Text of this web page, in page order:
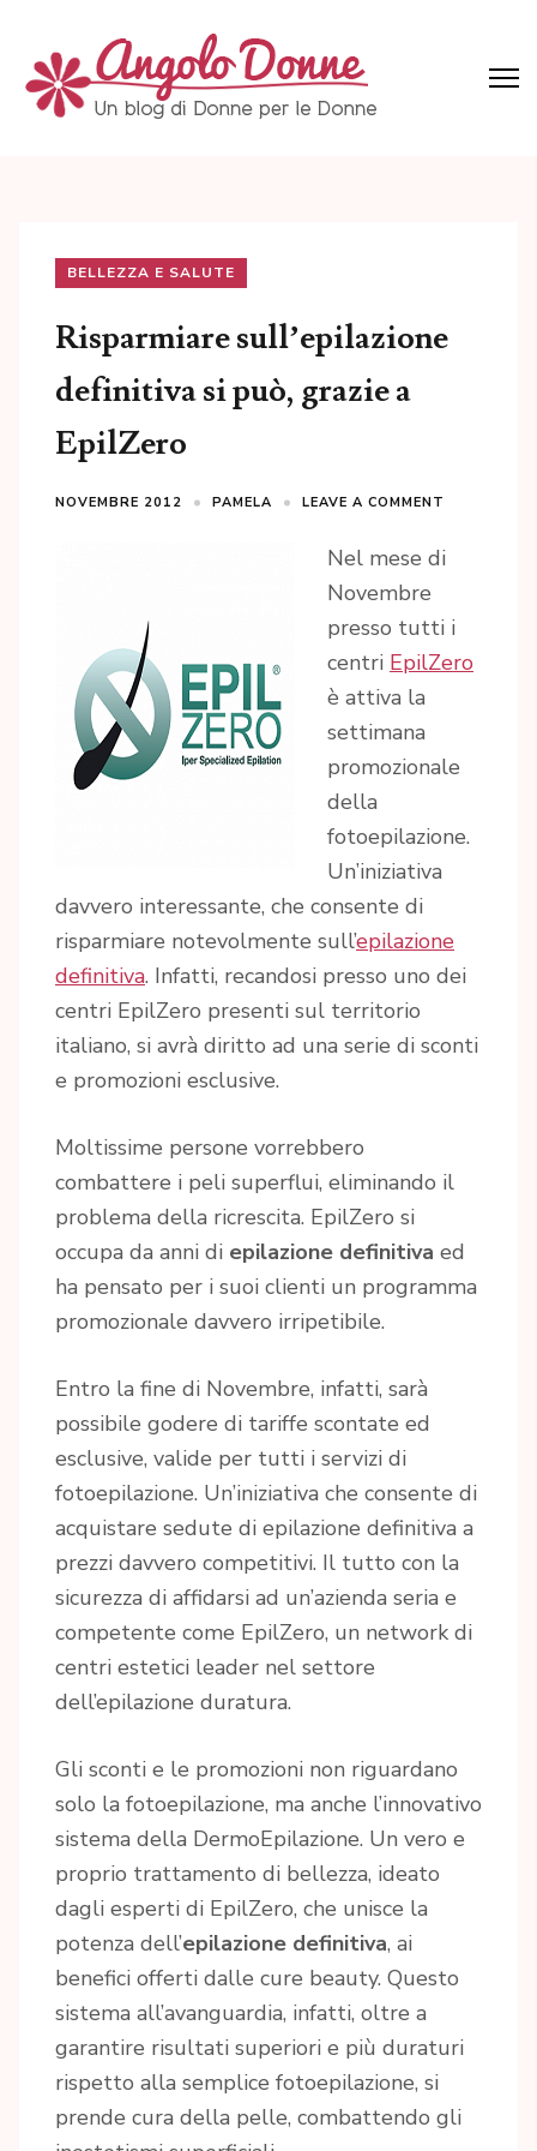
content
(Press
BELLEZZA E SALUTE
Risparmiare sull’epilazione
definitiva si può, grazie a
EpilZero
NOVEMBRE 2012 PAMELA LEAVE A COMMENT
Nel mese di
Novembre
presso tutti i
centri EpilZero
è attiva la
settimana
promozionale
della
fotoepilazione.
Un’iniziativa
davvero interessante, che consente di
risparmiare notevolmente sull’epilazione
definitiva. Infatti, recandosi presso uno dei
centri EpilZero presenti sul territorio
italiano, si avrà diritto ad una serie di sconti
e promozioni esclusive.
Moltissime persone vorrebbero
combattere i peli superflui, eliminando il
problema della ricrescita. EpilZero si
occupa da anni di epilazione definitiva ed
ha pensato per i suoi clienti un programma
promozionale davvero irripetibile.
Entro la fine di Novembre, infatti, sarà
possibile godere di tariffe scontate ed
esclusive, valide per tutti i servizi di
fotoepilazione. Un’iniziativa che consente di
acquistare sedute di epilazione definitiva a
prezzi davvero competitivi. Il tutto con la
sicurezza di affidarsi ad un’azienda seria e
competente come EpilZero, un network di
centri estetici leader nel settore
dell’epilazione duratura.
Gli sconti e le promozioni non riguardano
solo la fotoepilazione, ma anche l’innovativo
sistema della DermoEpilazione. Un vero e
proprio trattamento di bellezza, ideato
dagli esperti di EpilZero, che unisce la
potenza dell’epilazione definitiva, ai
benefici offerti dalle cure beauty. Questo
sistema all’avanguardia, infatti, oltre a
garantire risultati superiori e più duraturi
rispetto alla semplice fotoepilazione, si
prende cura della pelle, combattendo gli